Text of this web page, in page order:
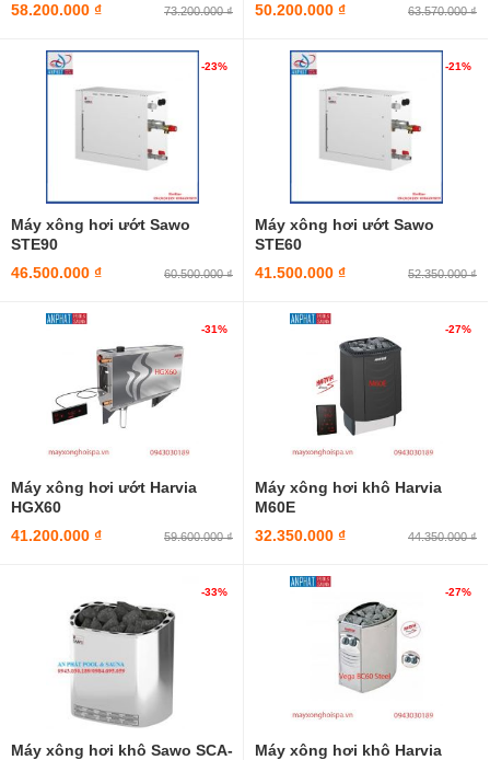
58.200.000 ₫
73.200.000 ₫
50.200.000 ₫
63.570.000 ₫
Máy xông hơi ướt Sawo
STE90
46.500.000 ₫
60.500.000 ₫
-23%
Máy xông hơi ướt Sawo
STE60
41.500.000 ₫
52.350.000 ₫
-21%
Máy xông hơi ướt Harvia
HGX60
41.200.000 ₫
59.600.000 ₫
-31%
Máy xông hơi khô Harvia
M60E
32.350.000 ₫
44.350.000 ₫
-27%
Máy xông hơi khô Sawo SCA-
-33%
Máy xông hơi khô Harvia
-27%